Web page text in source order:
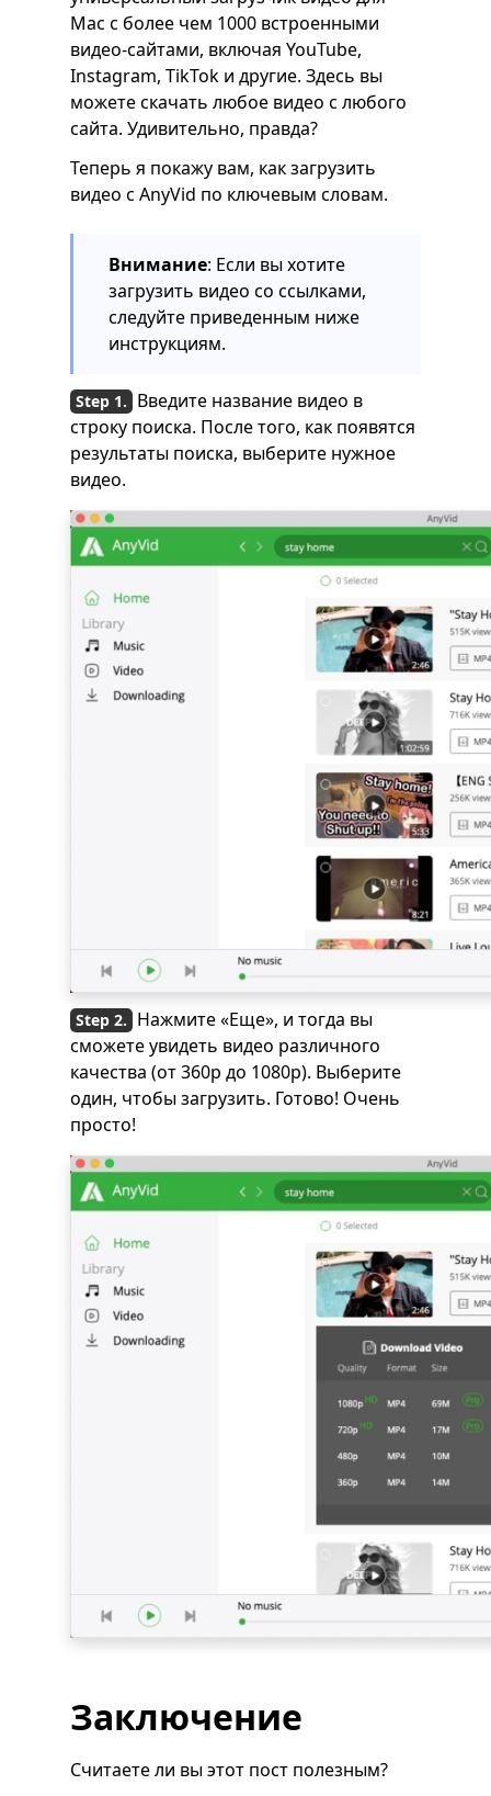
Mac с более чем 1000 встроенными
видео-сайтами, включая YouTube,
Instagram, TikTok и другие. Здесь вы
можете скачать любое видео с любого
сайта. Удивительно, правда?
Теперь я покажу вам, как загрузить
видео с AnyVid по ключевым словам.
Внимание: Если вы хотите
загрузить видео со ссылками,
следуйте приведенным ниже
инструкциям.
Введите название видео в
строку поиска. После того, как появятся
результаты поиска, выберите нужное
видео.
Нажмите «Еще», и тогда вы
сможете увидеть видео различного
качества (от 360p до 1080p). Выберите
один, чтобы загрузить. Готово! Очень
просто!
Заключение
Считаете ли вы этот пост полезным?